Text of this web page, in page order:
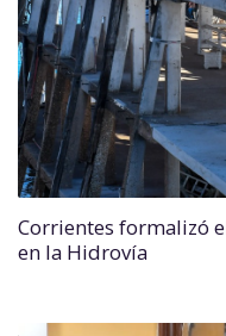
Corrientes formalizó
en la Hidrovía